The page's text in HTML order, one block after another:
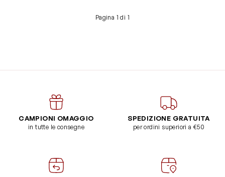
Pagina 1 di 1
CAMPIONI OMAGGIO
in tutte le consegne
SPEDIZIONE GRATUITA
per ordini superiori a €50